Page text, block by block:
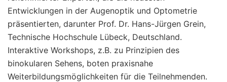
Entwicklungen in der Augenoptik und Optometrie
präsentierten, darunter Prof. Dr. Hans-Jürgen Grein,
Technische Hochschule Lübeck, Deutschland.
Interaktive Workshops, z.B. zu Prinzipien des
binokularen Sehens, boten praxisnahe
Weiterbildungsmöglichkeiten für die Teilnehmenden.